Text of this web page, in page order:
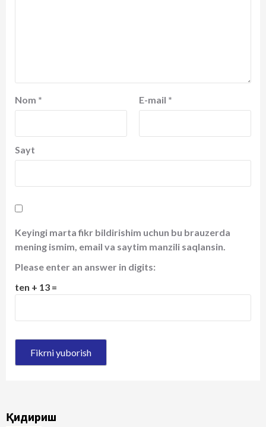
Nom * E-mail *
Sayt
Keyingi marta fikr bildirishim uchun bu brauzerda
mening ismim, email va saytim manzili saqlansin.
Please enter an answer in digits:
ten + 13 =
Қидириш